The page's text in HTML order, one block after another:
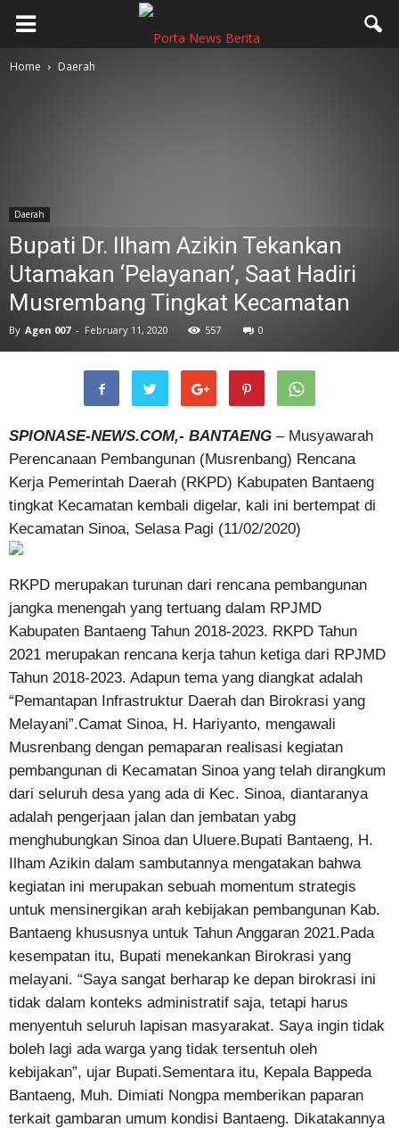
Home Daerah
Daerah
Bupati Dr. Ilham Azikin Tekankan
Utamakan ‘Pelayanan’, Saat Hadiri
Musrembang Tingkat Kecamatan
By Agen 007 - February 11, 2020 557 0
SPIONASE-NEWS.COM,- BANTAENG – Musyawarah
Perencanaan Pembangunan (Musrenbang) Rencana
Kerja Pemerintah Daerah (RKPD) Kabupaten Bantaeng
tingkat Kecamatan kembali digelar, kali ini bertempat di
Kecamatan Sinoa, Selasa Pagi (11/02/2020)
RKPD merupakan turunan dari rencana pembangunan
jangka menengah yang tertuang dalam RPJMD
Kabupaten Bantaeng Tahun 2018-2023. RKPD Tahun
2021 merupakan rencana kerja tahun ketiga dari RPJMD
Tahun 2018-2023. Adapun tema yang diangkat adalah
“Pemantapan Infrastruktur Daerah dan Birokrasi yang
Melayani”.Camat Sinoa, H. Hariyanto, mengawali
Musrenbang dengan pemaparan realisasi kegiatan
pembangunan di Kecamatan Sinoa yang telah dirangkum
dari seluruh desa yang ada di Kec. Sinoa, diantaranya
adalah pengerjaan jalan dan jembatan yabg
menghubungkan Sinoa dan Uluere.Bupati Bantaeng, H.
Ilham Azikin dalam sambutannya mengatakan bahwa
kegiatan ini merupakan sebuah momentum strategis
untuk mensinergikan arah kebijakan pembangunan Kab.
Bantaeng khususnya untuk Tahun Anggaran 2021.Pada
kesempatan itu, Bupati menekankan Birokrasi yang
melayani. “Saya sangat berharap ke depan birokrasi ini
tidak dalam konteks administratif saja, tetapi harus
menyentuh seluruh lapisan masyarakat. Saya ingin tidak
boleh lagi ada warga yang tidak tersentuh oleh
kebijakan”, ujar Bupati.Sementara itu, Kepala Bappeda
Bantaeng, Muh. Dimiati Nongpa memberikan paparan
terkait gambaran umum kondisi Bantaeng. Dikatakannya